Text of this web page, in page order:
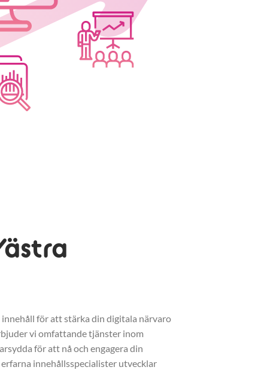
innehåll för att stärka din digitala närvaro
vi omfattande tjänster inom
för att nå och engagera din
innehållsspecialister utvecklar